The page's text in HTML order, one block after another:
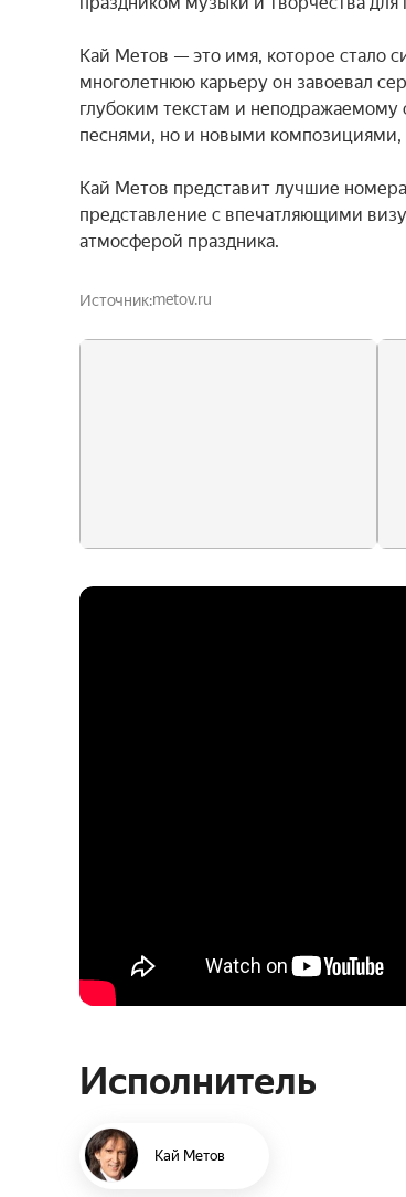
Кай Метов — это имя, которое стало
многолетнюю карьеру он завоевал
глубоким текстам и неподражаемому
песнями, но и новыми композициями,
Кай Метов представит лучшие
представление с впечатляющими
атмосферой праздника.
Источникmetov.ru
Исполнитель
Кай Метов